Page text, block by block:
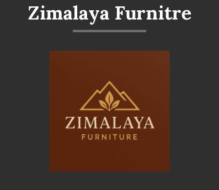
Zimalaya Furnitre